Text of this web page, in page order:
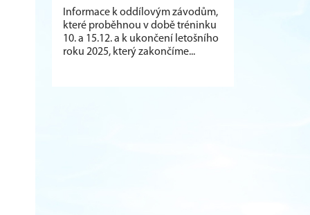
Informace k oddílovým závodům,
které proběhnou v době tréninku
10. a 15.12. a k ukončení letošního
roku 2025, který zakončíme...